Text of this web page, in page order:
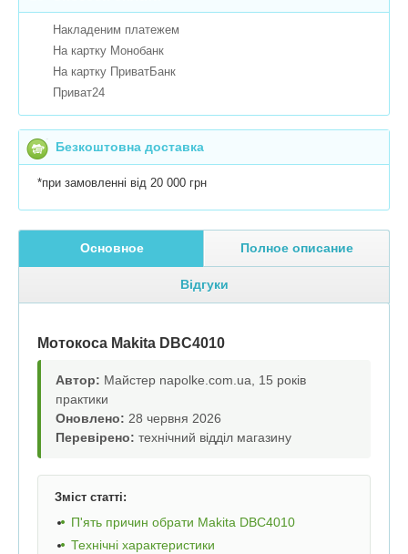
Накладеним платежем
На картку Монобанк
На картку ПриватБанк
Приват24
Безкоштовна доставка
*при замовленні від 20 000 грн
Основное Полное описание
Відгуки
Мотокоса Makita DBC4010
Автор: Майстер napolke.com.ua, 15 років
практики
Оновлено: 28 червня 2026
Перевірено: технічний відділ магазину
Зміст статті:
П'ять причин обрати Makita DBC4010
Технічні характеристики